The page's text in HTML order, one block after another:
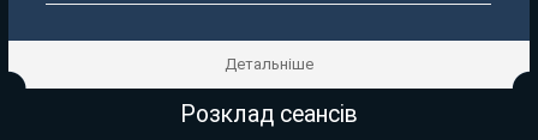
Детальніше
Розклад сеансів